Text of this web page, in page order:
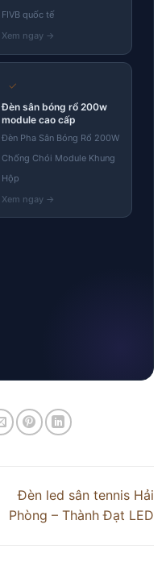
FIVB quốc tế
✓
Đèn sân bóng rổ 200w
module cao cấp
Đèn Pha Sân Bóng Rổ 200W
Chống Chói Module Khung
Hộp
Đèn led sân tennis Hải
Phòng – Thành Đạt LED